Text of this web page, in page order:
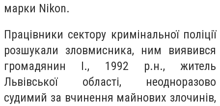
марки Nikon.
Працівники сектору кримінальної поліції
розшукали зловмисника, ним виявився
громадянин І., 1992 р.н., житель
Львівської області, неодноразово
судимий за вчинення майнових злочинів,